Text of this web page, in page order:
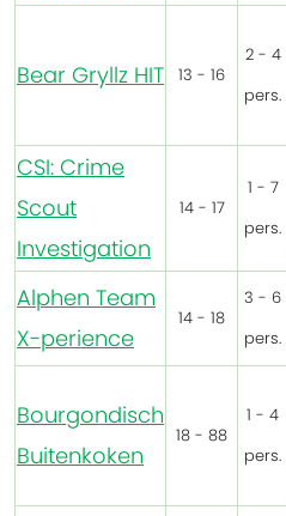
Bear Gryllz HIT 13 - 16
2 - 4
pers.
CSI: Crime
Scout
Investigation
14 - 17
1 - 7
pers.
Alphen Team
X-perience
14 - 18
3 - 6
pers.
Bourgondisch
Buitenkoken
18 - 88
1 - 4
pers.